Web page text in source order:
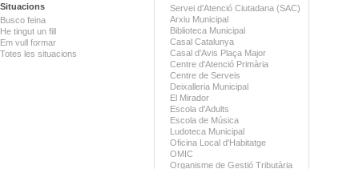
Situacions
Busco feina
He tingut un fill
Em vull formar
Totes les situacions
Servei d'Atenció Ciutadana (SAC)
Arxiu Municipal
Biblioteca Municipal
Casal Catalunya
Casal d'Avis Plaça Major
Centre d'Atenció Primària
Centre de Serveis
Deixalleria Municipal
El Mirador
Escola d'Adults
Escola de Música
Ludoteca Municipal
Oficina Local d'Habitatge
OMIC
Organisme de Gestió Tributària